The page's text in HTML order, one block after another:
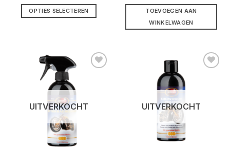
OPTIES SELECTEREN
meerdere
variaties.
Deze
optie
kan
gekozen
worden
op
de
TOEVOEGEN AAN
WINKELWAGEN
UITVERKOCHT UITVERKOCHT